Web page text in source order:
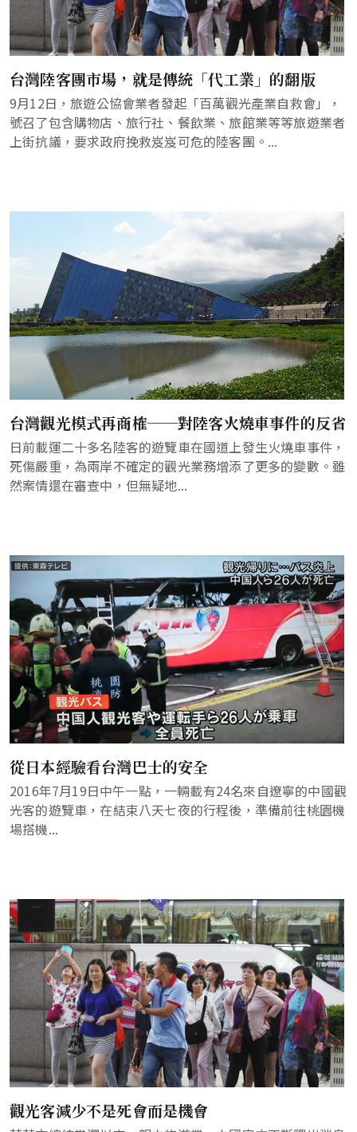
台灣陸客團市場，就是傳統「代工業」的翻版
9月12日，旅遊公協會業者發起「百萬觀光產業自救會」，
號召了包含購物店、旅行社、餐飲業、旅館業等等旅遊業者
上街抗議，要求政府挽救岌岌可危的陸客團。...
台灣觀光模式再商榷──對陸客火燒車事件的反省
日前載運二十多名陸客的遊覽車在國道上發生火燒車事件，
死傷嚴重，為兩岸不確定的觀光業務增添了更多的變數。雖
然案情還在審查中，但無疑地...
從日本經驗看台灣巴士的安全
2016年7月19日中午一點，一輛載有24名來自遼寧的中國觀
光客的遊覽車，在結束八天七夜的行程後，準備前往桃園機
場搭機...
觀光客減少不是死會而是機會